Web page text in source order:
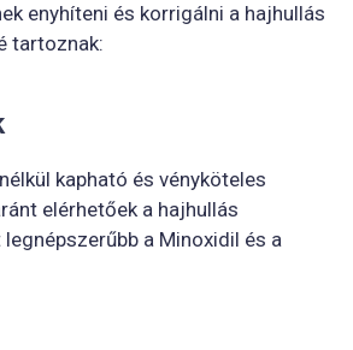
enyhíteni és korrigálni a hajhullás
tartoznak:
kapható és vényköteles
elérhetőek a hajhullás
a Minoxidil és a